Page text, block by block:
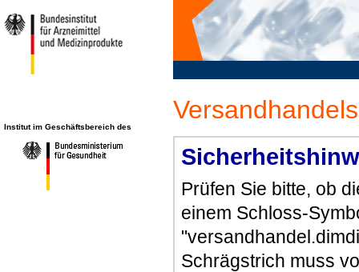
Institut im Geschäftsbereich des
Prüfen Sie bitte, ob
einem Schloss-
Schrägstrich muss